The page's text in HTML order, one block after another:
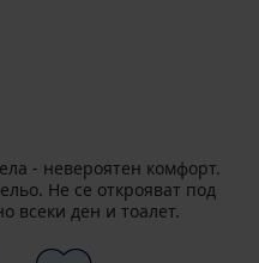
- невероятен комфорт.
Не се открояват под
всеки ден и тоалет.